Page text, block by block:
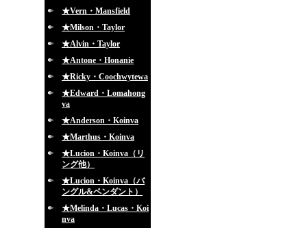
★Vern・Mansfield
★Milson・Taylor
★Alvin・Taylor
★Antone・Honanie
★Ricky・Coochwytewa
★Edward・Lomahong
va
★Anderson・Koinva
★Marthus・Koinva
★Lucion・Koinva（リ
ング他）
★Lucion・Koinva（バ
ングル&ペンダント）
★Melinda・Lucas・Koi
nva